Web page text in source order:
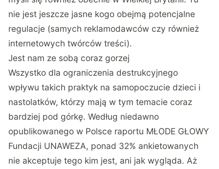
nie jest jeszcze jasne kogo obejmą potencjalne
regulacje (samych reklamodawców czy również
internetowych twórców treści).
Jest nam ze sobą coraz gorzej
Wszystko dla ograniczenia destrukcyjnego
wpływu takich praktyk na samopoczucie dzieci i
nastolatków, którzy mają w tym temacie coraz
bardziej pod górkę. Według niedawno
opublikowanego w Polsce raportu MŁODE GŁOWY
Fundacji UNAWEZA, ponad 32% ankietowanych
nie akceptuje tego kim jest, ani jak wygląda. Aż